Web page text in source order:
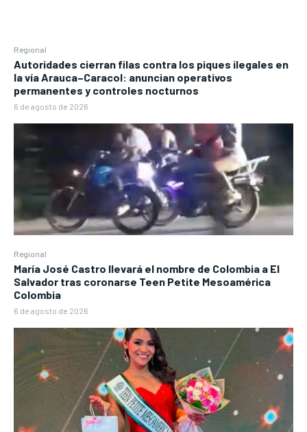
Regional
Autoridades cierran filas contra los piques ilegales en
la vía Arauca–Caracol: anuncian operativos
permanentes y controles nocturnos
6 de agosto de 2026
Regional
María José Castro llevará el nombre de Colombia a El
Salvador tras coronarse Teen Petite Mesoamérica
Colombia
6 de agosto de 2026